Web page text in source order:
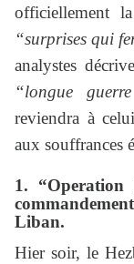
officiellement
“surprises qui
analystes
“longue
reviendra à
aux souffrances
1. “Operation
Liban.
Hier soir, le